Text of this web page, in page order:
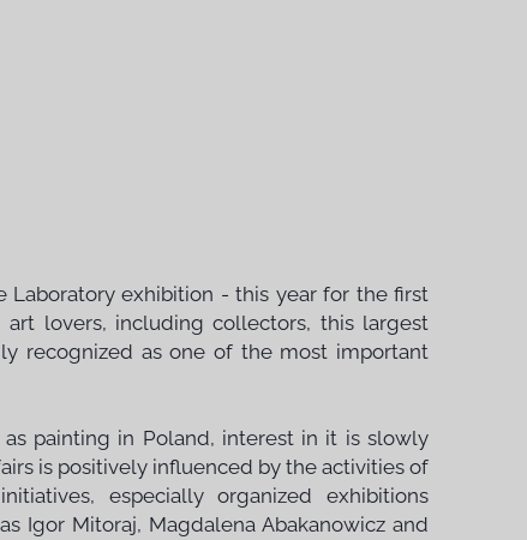
Laboratory exhibition - this year for the first
lovers, including collectors, this largest
recognized as one of the most important
painting in Poland, interest in it is slowly
is positively influenced by the activities of
especially organized exhibitions
Igor Mitoraj, Magdalena Abakanowicz and